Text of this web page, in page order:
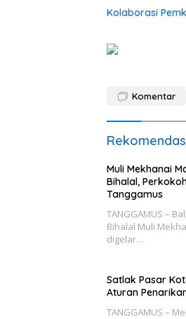
Kolaborasi
Komentar
Muli Mekhanai
Bihalal,
Tanggamus
TANGGAMUS –
Bihalal Muli
digelar…
Satlak Pasar
Aturan
TANGGAMUS –